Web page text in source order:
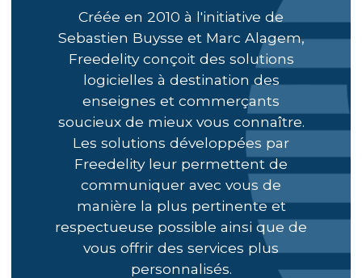
Créée en 2010 à l'initiative de
Sebastien Buysse et Marc Alagem,
Freedelity conçoit des solutions
logicielles à destination des
enseignes et commerçants
soucieux de mieux vous connaître.
Les solutions développées par
Freedelity leur permettent de
communiquer avec vous de
manière la plus pertinente et
respectueuse possible ainsi que de
vous offrir des services plus
personnalisés.